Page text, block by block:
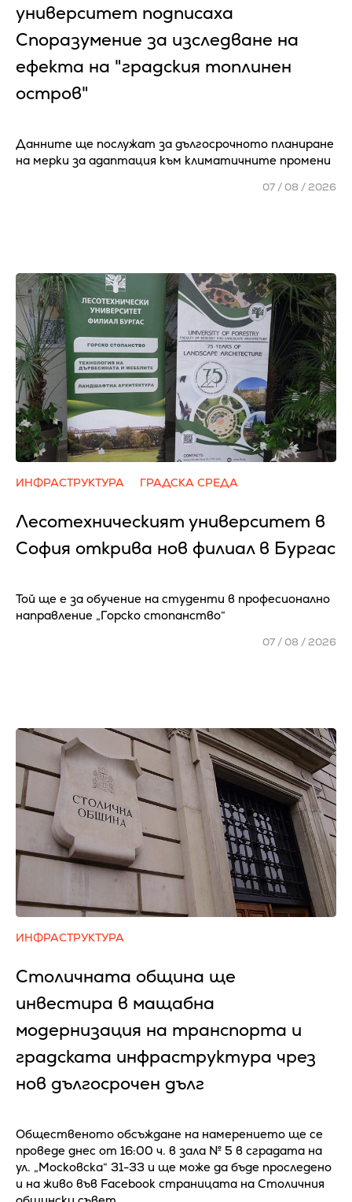
университет подписаха
Споразумение за изследване на
ефекта на "градския топлинен
остров"
Данните ще послужат за дългосрочното планиране
на мерки за адаптация към климатичните промени
07 / 08 / 2026
ИНФРАСТРУКТУРА ГРАДСКА СРЕДА
Лесотехническият университет в
София открива нов филиал в Бургас
Той ще е за обучение на студенти в професионално
направление „Горско стопанство“
07 / 08 / 2026
ИНФРАСТРУКТУРА
Столичната община ще
инвестира в мащабна
модернизация на транспорта и
градската инфраструктура чрез
нов дългосрочен дълг
Общественото обсъждане на намерението ще се
проведе днес от 16:00 ч. в зала № 5 в сградата на
ул. „Московска“ 31-33 и ще може да бъде проследено
и на живо във Facebook страницата на Столичния